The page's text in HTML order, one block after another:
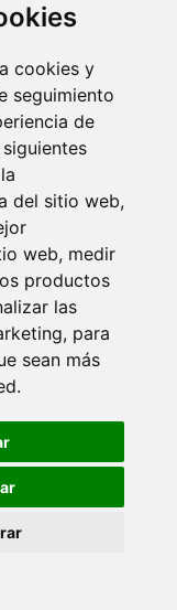
cookies y
seguimiento
de
del sitio web,
web, medir
productos
las
, para
sean más
.